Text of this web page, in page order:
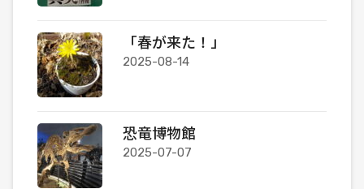
「春が来た！」
2025-08-14
恐竜博物館
2025-07-07